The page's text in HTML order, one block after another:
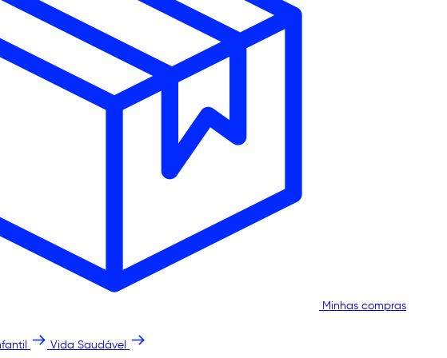
Minhas compras
Vida Saudável